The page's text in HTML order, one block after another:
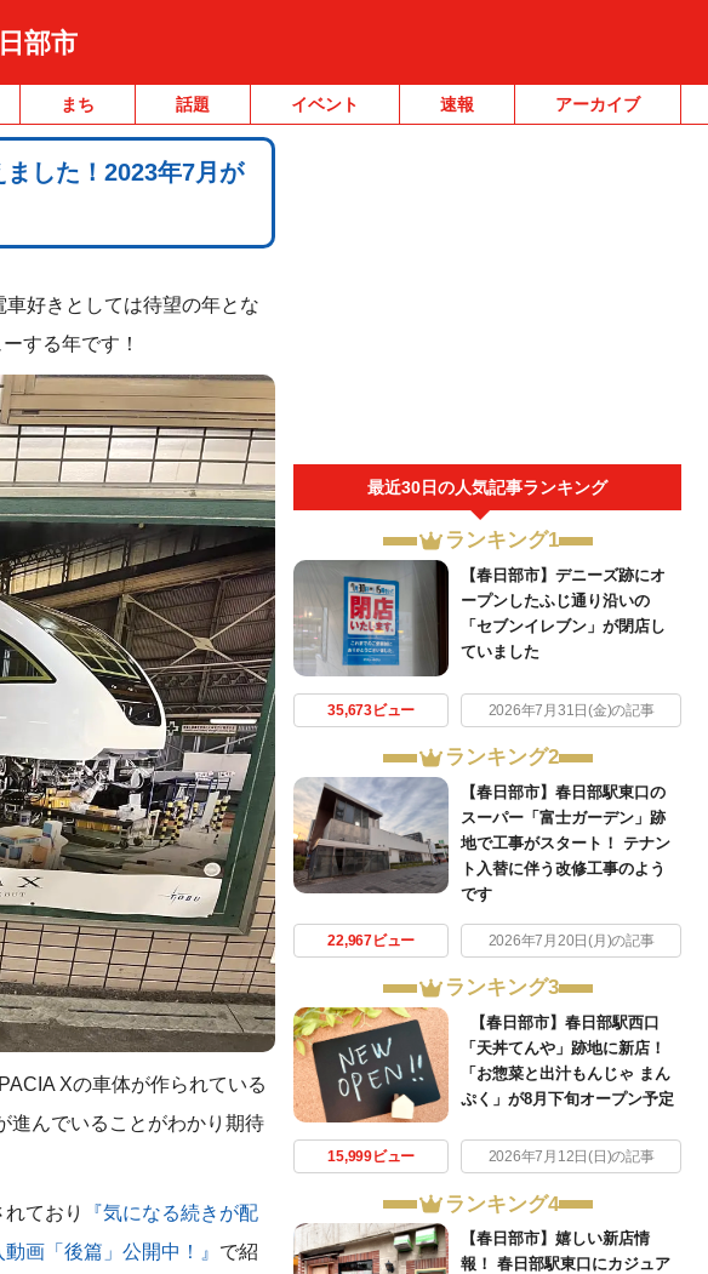
部市
まち 話題 イベント 速報 アーカイブ
ました！2023年7月が
好きとしては待望の年とな
する年です！
Xの車体が作られている
進んでいることがわかり期待
ており
『気になる続きが配
画「後篇」公開中！』 で紹
最近30日の人気記事ランキング
ランキング1
【春日部市】デニーズ跡にオ
ープンしたふじ通り沿いの
「セブンイレブン」が閉店し
ていました
35,673ビュー 2026年7月31日(金)の記事
ランキング2
【春日部市】春日部駅東口の
スーパー「富士ガーデン」跡
地で工事がスタート！ テナン
ト入替に伴う改修工事のよう
です
22,967ビュー 2026年7月20日(月)の記事
ランキング3
【春日部市】春日部駅西口
「天丼てんや」跡地に新店！
「お惣菜と出汁もんじゃ まん
ぷく」が8月下旬オープン予定
15,999ビュー 2026年7月12日(日)の記事
ランキング4
【春日部市】嬉しい新店情
報！ 春日部駅東口にカジュア